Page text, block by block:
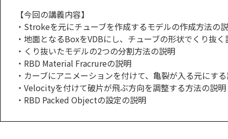
【今回の講義内容】
・Strokeを元にチューブを作成するモデルの作成方法の
・地面となるBoxをVDBにし、チューブの形状でくり抜く
・くり抜いたモデルの2つの分割方法の説明
・RBD Material Fracrureの説明
・カーブにアニメーションを付けて、亀裂が入る元にす
・Velocityを付けて破片が飛ぶ方向を調整する方法の説明
・RBD Packed Objectの設定の説明